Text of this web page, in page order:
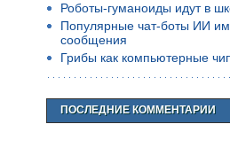
Роботы-гуманоиды идут в
Популярные чат-боты ИИ
сообщения
Грибы как компьютерные
ПОСЛЕДНИЕ КОММЕНТАРИИ